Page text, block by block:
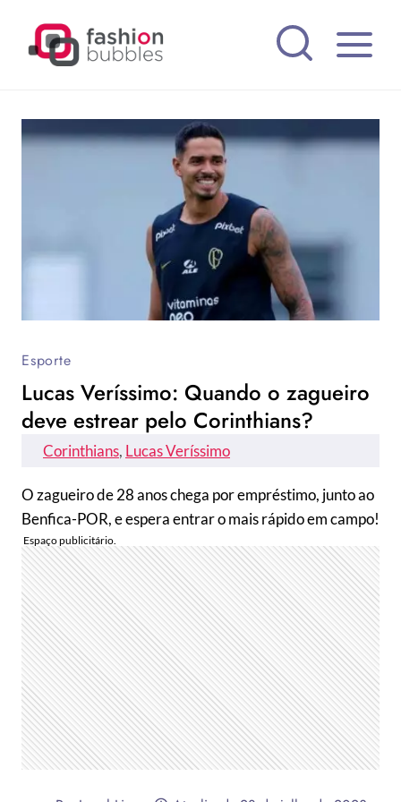
Esporte
Lucas Veríssimo: Quando o zagueiro
deve estrear pelo Corinthians?
Corinthians, Lucas Veríssimo
O zagueiro de 28 anos chega por empréstimo, junto ao
Benfica-POR, e espera entrar o mais rápido em campo!